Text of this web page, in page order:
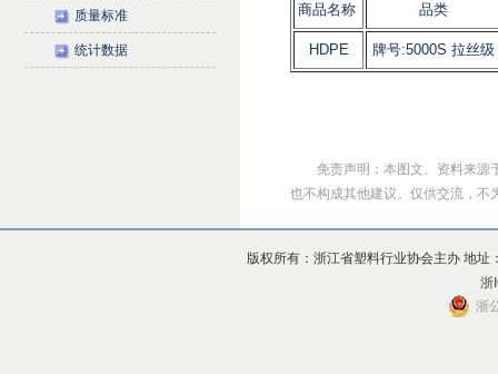
质量标准
统计数据
商品名称 品类
HDPE 牌号:5000S 拉丝级
免责声明：本图文、资料来源
也不构成其他建议。仅供交流，
版权所有：浙江省塑料行业协会主办 地
浙
浙